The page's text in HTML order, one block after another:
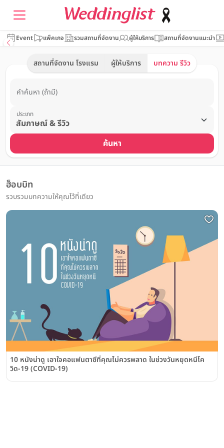
Event แพ็คเกจ รวมสถานที่จัดงาน ผู้ให้บริการ สถานที่จัดงานแนะนำ
สถานที่จัดงาน โรงแรม ผู้ให้บริการ บทความ รีวิว
คำค้นหา (ถ้ามี)
ประเภท
ค้นหา
ฮ็อบบิท
รวบรวมบทความให้คุณไว้ที่เดียว
10 หนังน่าดู เอาใจคอแฟนตาซีที่คุณไม่ควรพลาด ในช่วงวันหยุดหนีโค
วิด-19 (COVID-19)